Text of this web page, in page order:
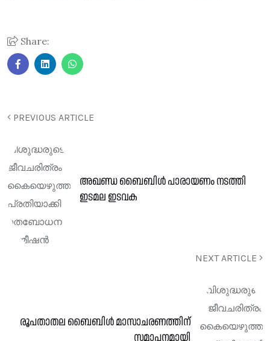
Share:
PREVIOUS ARTICLE
അഖണ്ഡ ബൈബിൾ പാരായണം നടത്തി
ഇടമല ഇടവക
NEXT ARTICLE
രൂപതാതല ബൈബിൾ മാസാചരണത്തിന്
സമാപനമായി